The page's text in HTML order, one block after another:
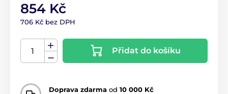
854 Kč
706 Kč bez DPH
Přidat do košíku
Doprava zdarma od 10 000 Kč